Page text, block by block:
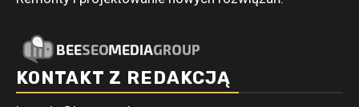
KONTAKT Z REDAKCJĄ